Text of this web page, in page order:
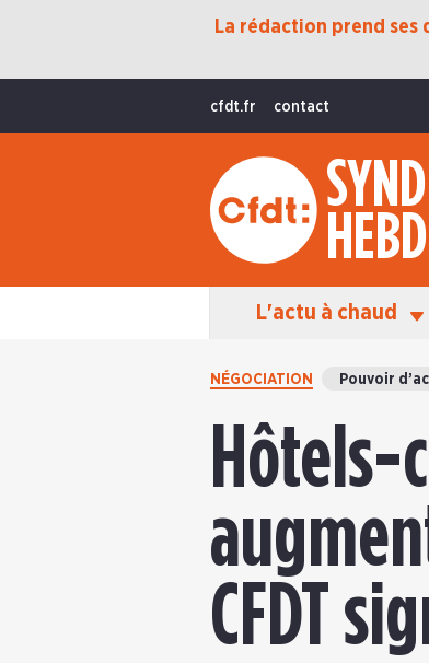
La rédaction prend ses
cfdt.fr contact
L'actu à chaud
Protection Sociale
International
La Vie De La CFDT
Les Équipes En Action
NÉGOCIATION Pouvoir
CFDT